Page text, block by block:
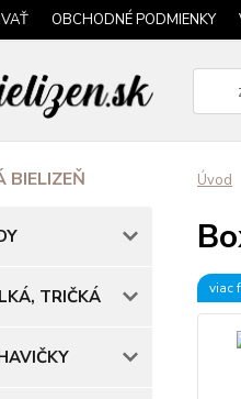
OBCHODNÉ PODMIENKY
BIELIZEŇ
TRIČKÁ
Úvod
viac